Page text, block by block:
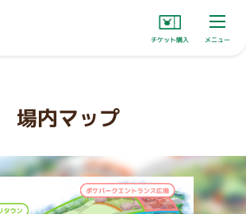
チケット購入 メニュー
場内マップ